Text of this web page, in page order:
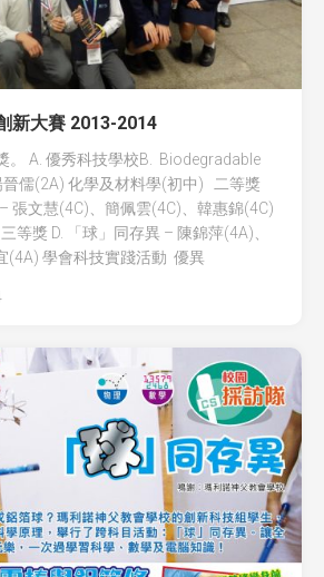
新大賽 2013-2014
。 A. 優秀科技學校B. Biodegradable
晉儒(2A) 化學及材料學(初中) 二等獎
張文慧(4C)、簡佩雲(4C)、韓惠錦(4C)
等獎 D. 「球」同存異 – 陳錦萍(4A)、
(4A) 學會科技實踐活動 優異